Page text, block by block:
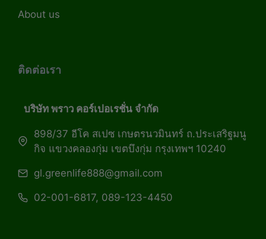
About us
ติดต่อเรา
บริษัท พราว คอร์เปอเรชั่น จำกัด
898/37 อีโค สเปซ เกษตรนวมินทร์ ถ.ประเสริฐมนู
กิจ แขวงคลองกุ่ม เขตบึงกุ่ม กรุงเทพฯ 10240
gl.greenlife888@gmail.com
02-001-6817, 089-123-4450